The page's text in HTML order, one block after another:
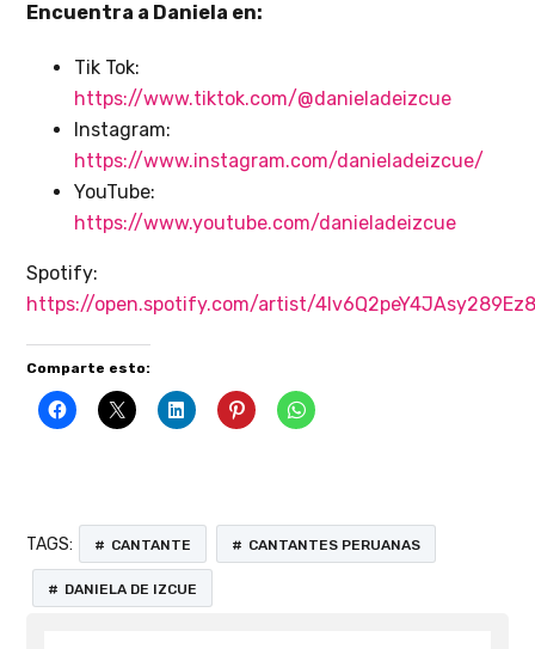
Encuentra a Daniela en:
Tik Tok:
https://www.tiktok.com/@danieladeizcue
Instagram:
https://www.instagram.com/danieladeizcue/
YouTube:
https://www.youtube.com/danieladeizcue
Spotify:
https://open.spotify.com/artist/
Comparte esto:
TAGS: CANTANTE CANTANTES PERUANAS
DANIELA DE IZCUE